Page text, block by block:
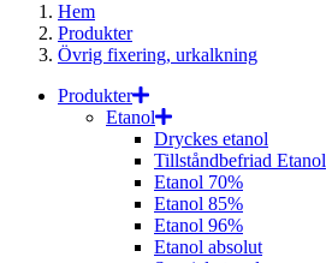
Hem
Produkter
Övrig fixering, urkalkning
Produkter
Etanol
Dryckes etanol
Tillståndbefriad Etanol
Etanol 70%
Etanol 85%
Etanol 96%
Etanol absolut